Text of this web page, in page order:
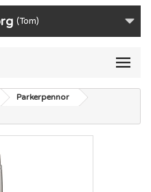
(Tom)
Parkerpennor